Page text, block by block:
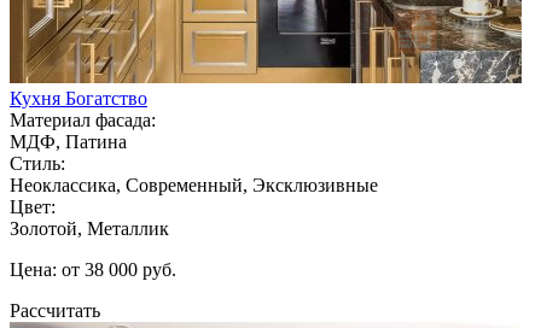
Кухня Богатство
Материал фасада:
МДФ, Патина
Стиль:
Неоклассика, Современный, Эксклюзивные
Цвет:
Золотой, Металлик
Цена: от 38 000 руб.
Рассчитать